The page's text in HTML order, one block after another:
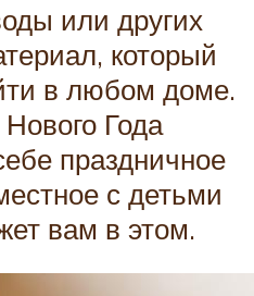
или других
который
в любом доме.
Года
праздничное
с детьми
вам в этом.